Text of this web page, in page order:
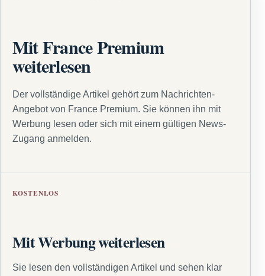
Mit France Premium
weiterlesen
Der vollständige Artikel gehört zum Nachrichten-
Angebot von France Premium. Sie können ihn mit
Werbung lesen oder sich mit einem gültigen News-
Zugang anmelden.
KOSTENLOS
Mit Werbung weiterlesen
Sie lesen den vollständigen Artikel und sehen klar